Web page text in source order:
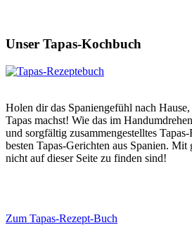
Unser Tapas-Kochbuch
Holen dir das Spaniengefühl nach
Tapas machst! Wie das im
und sorgfältig zusammengestelltes
besten Tapas-Gerichten aus Spanien.
nicht auf dieser Seite zu finden sind!
Zum Tapas-Rezept-Buch